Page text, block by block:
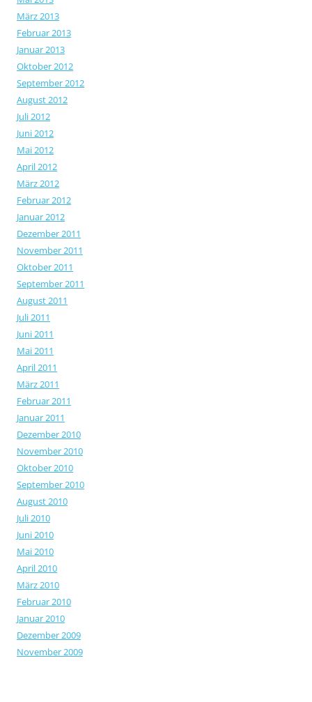
März 2013
Februar 2013
Januar 2013
Oktober 2012
September 2012
August 2012
Juli 2012
Juni 2012
Mai 2012
April 2012
März 2012
Februar 2012
Januar 2012
Dezember 2011
November 2011
Oktober 2011
September 2011
August 2011
Juli 2011
Juni 2011
Mai 2011
April 2011
März 2011
Februar 2011
Januar 2011
Dezember 2010
November 2010
Oktober 2010
September 2010
August 2010
Juli 2010
Juni 2010
Mai 2010
April 2010
März 2010
Februar 2010
Januar 2010
Dezember 2009
November 2009